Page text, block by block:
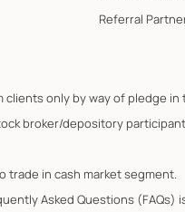
Referral
only by way of pledge
broker/depository
trade in cash market segment.
Asked Questions (FAQs)